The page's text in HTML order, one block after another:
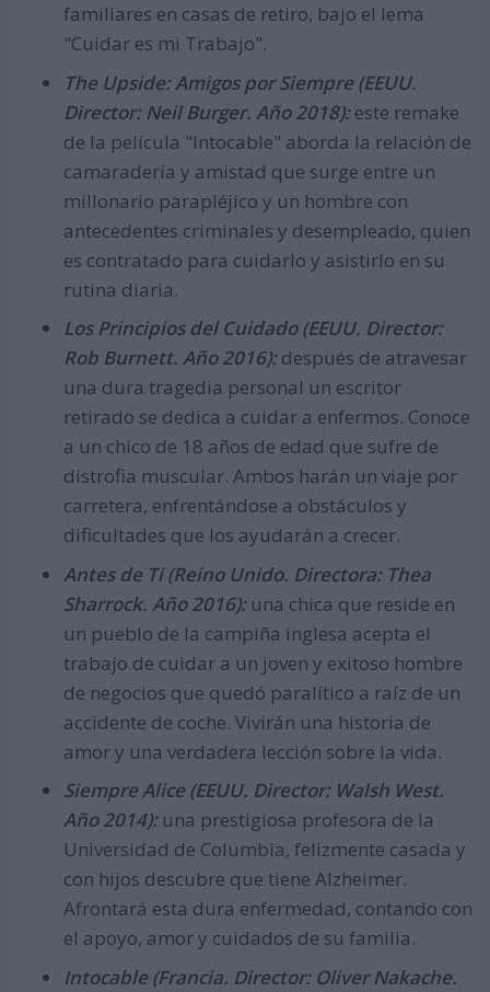
familiares en casas de retiro, bajo el lema
"Cuidar es mi Trabajo".
The Upside: Amigos por Siempre (EEUU.
Director: Neil Burger. Año 2018):este remake
de la película "Intocable" aborda la relación de
camaradería y amistad que surge entre un
millonario parapléjico y un hombre con
antecedentes criminales y desempleado, quien
es contratado para cuidarlo y asistirlo en su
rutina diaria.
Los Principios del Cuidado (EEUU. Director:
Rob Burnett. Año 2016):después de atravesar
una dura tragedia personal un escritor
retirado se dedica a cuidar a enfermos. Conoce
a un chico de 18 años de edad que sufre de
distrofia muscular. Ambos harán un viaje por
carretera, enfrentándose a obstáculos y
dificultades que los ayudarán a crecer.
Antes de Ti (Reino Unido. Directora: Thea
Sharrock. Año 2016):una chica que reside en
un pueblo de la campiña inglesa acepta el
trabajo de cuidar a un joven y exitoso hombre
de negocios que quedó paralítico a raíz de un
accidente de coche. Vivirán una historia de
amor y una verdadera lección sobre la vida.
Siempre Alice (EEUU. Director: Walsh West.
Año 2014):una prestigiosa profesora de la
Universidad de Columbia, felizmente casada y
con hijos descubre que tiene Alzheimer.
Afrontará esta dura enfermedad, contando con
el apoyo, amor y cuidados de su familia.
Intocable (Francia. Director: Oliver Nakache.